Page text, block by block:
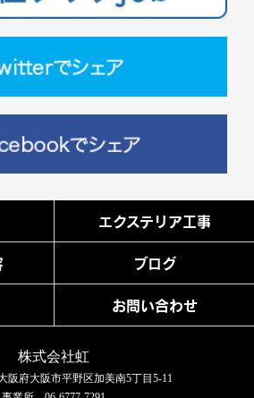
エクステリア工事
ブログ
お問い合わせ
株式会社虹
阪府大阪市平野区加美南5丁目5-11